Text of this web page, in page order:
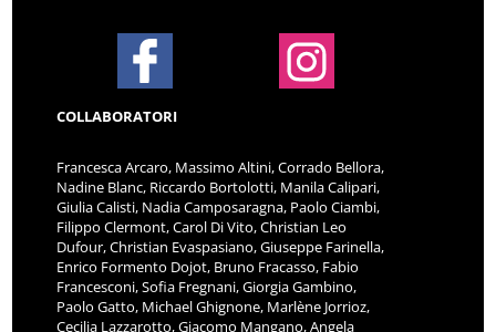
COLLABORATORI
Francesca Arcaro, Massimo Altini, Corrado Bellora,
Nadine Blanc, Riccardo Bortolotti, Manila Calipari,
Giulia Calisti, Nadia Camposaragna, Paolo Ciambi,
Filippo Clermont, Carol Di Vito, Christian Leo
Dufour, Christian Evaspasiano, Giuseppe Farinella,
Enrico Formento Dojot, Bruno Fracasso, Fabio
Francesconi, Sofia Fregnani, Giorgia Gambino,
Paolo Gatto, Michael Ghignone, Marlène Jorrioz,
Cecilia Lazzarotto, Giacomo Mangano, Angela